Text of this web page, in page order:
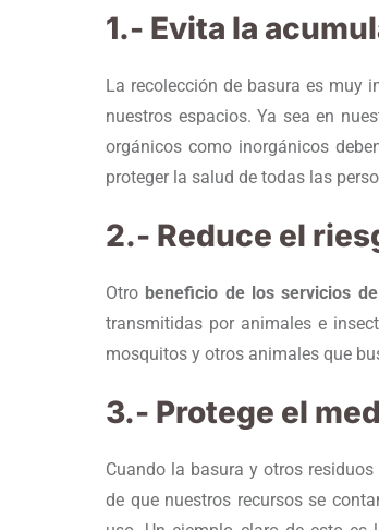
1.- Evita la
La recolección de basura es muy
nuestros espacios. Ya sea en
orgánicos como inorgánicos
proteger la salud de todas las
2.- Reduce el
Otro beneficio de los servicios
transmitidas por animales e
mosquitos y otros animales que
3.- Protege el
Cuando la basura y otros
de que nuestros recursos se